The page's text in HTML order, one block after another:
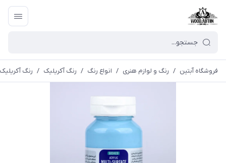
فروشگاه آبتین / رنگ و لوازم هنری / انواع رنگ / رنگ آکریلیک / رنگ آكریليک